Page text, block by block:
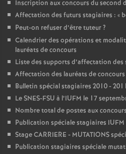
Inscription aux concours du second
Affectation des futurs stagiaires : «
Peut-on refuser d’être tuteur?
Calendrier des opérations et
lauréats de concours
Liste des supports d’affectation des
Affectation des lauréats de
Bulletin spécial stagiaires 2010 - 2011
Le SNES-FSU à l’IUFM le 17
Nombre total de postes aux
Publication spéciale stagiaires IUFM
Stage CARRIERE - MUTATIONS
Publication stagiaires spéciale